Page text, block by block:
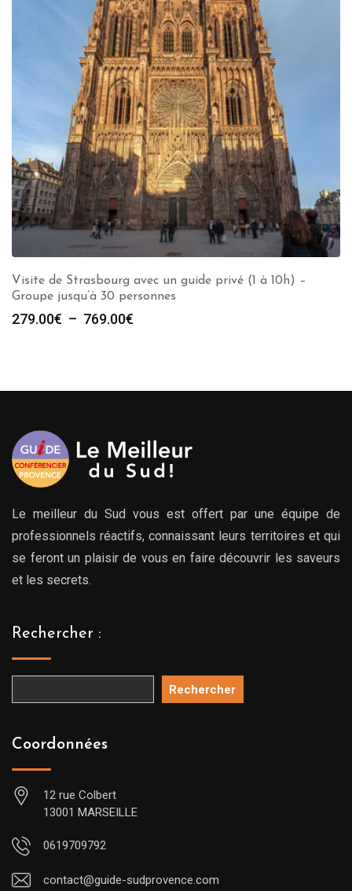
Visite de Strasbourg avec un guide privé (1 à 10h) –
Groupe jusqu’à 30 personnes
279.00€ – 769.00€
à
Le meilleur du Sud vous est offert par une équipe de
professionnels réactifs, connaissant leurs territoires et qui
se feront un plaisir de vous en faire découvrir les saveurs
et les secrets.
Rechercher :
Rechercher
Coordonnées
12 rue Colbert
13001 MARSEILLE
0619709792
contact@guide-sudprovence.com